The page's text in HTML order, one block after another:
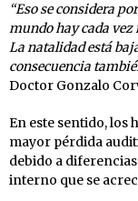
“Eso se considera
mundo hay cada vez
La natalidad está
consecuencia
Doctor Gonzalo
En este sentido, los
mayor pérdida
debido a
interno que se